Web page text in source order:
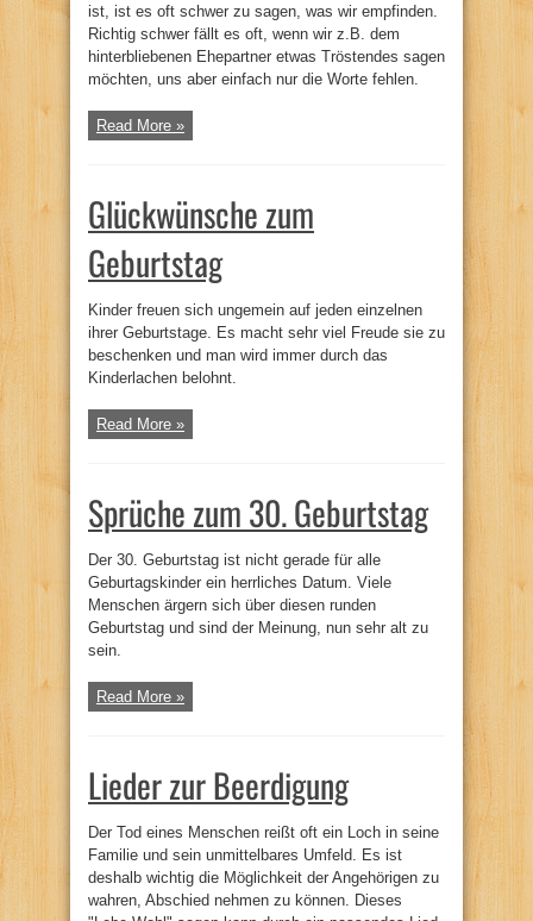
ist, ist es oft schwer zu sagen, was wir empfinden.
Richtig schwer fällt es oft, wenn wir z.B. dem
hinterbliebenen Ehepartner etwas Tröstendes sagen
möchten, uns aber einfach nur die Worte fehlen.
Read More »
Glückwünsche zum
Geburtstag
Kinder freuen sich ungemein auf jeden einzelnen
ihrer Geburtstage. Es macht sehr viel Freude sie zu
beschenken und man wird immer durch das
Kinderlachen belohnt.
Read More »
Sprüche zum 30. Geburtstag
Der 30. Geburtstag ist nicht gerade für alle
Geburtagskinder ein herrliches Datum. Viele
Menschen ärgern sich über diesen runden
Geburtstag und sind der Meinung, nun sehr alt zu
sein.
Read More »
Lieder zur Beerdigung
Der Tod eines Menschen reißt oft ein Loch in seine
Familie und sein unmittelbares Umfeld. Es ist
deshalb wichtig die Möglichkeit der Angehörigen zu
wahren, Abschied nehmen zu können. Dieses